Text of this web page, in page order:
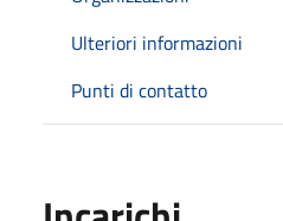
Ulteriori informazioni
Punti di contatto